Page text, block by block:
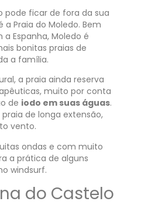
pode ficar de fora da sua
Praia do Moledo. Bem
Espanha, Moledo é
bonitas praias de
a família.
a praia ainda reserva
muito por conta
de iodo em suas águas.
de longa extensão,
vento.
ondas e com muito
a prática de alguns
windsurf.
do Castelo